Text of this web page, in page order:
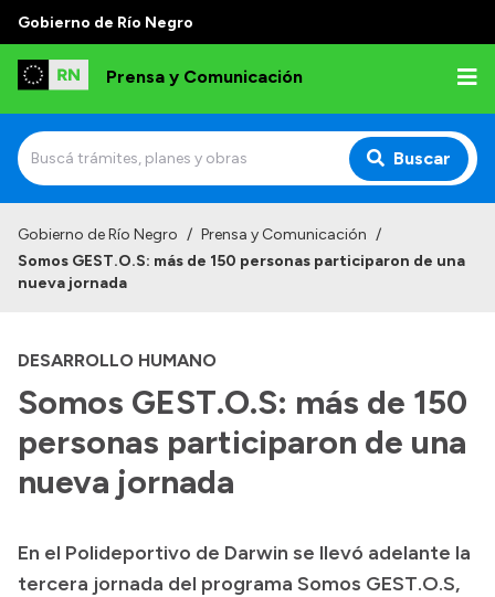
Gobierno de Río Negro
Prensa y Comunicación
Buscar
Institucional
Referentes de prensa
Archivo de noticias
Transparencia
Boletín Oficial
Gobierno de Río Negro / Prensa y Comunicación /
Somos GEST.O.S: más de 150 personas participaron de una
nueva jornada
DESARROLLO HUMANO
Somos GEST.O.S: más de 150
personas participaron de una
nueva jornada
En el Polideportivo de Darwin se llevó adelante la
tercera jornada del programa Somos GEST.O.S,